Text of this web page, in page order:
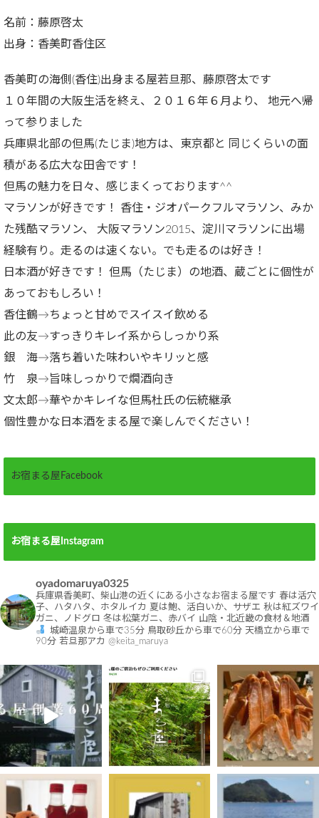
名前：藤原啓太
出身：香美町香住区
香美町の海側(香住)出身まる屋若旦那、藤原啓太です
１０年間の大阪生活を終え、２０１６年６月より、 地元へ帰
って参りました
兵庫県北部の但馬(たじま)地方は、東京都と 同じくらいの面
積がある広大な田舎です！
但馬の魅力を日々、感じまくっております^^
マラソンが好きです！ 香住・ジオパークフルマラソン、みか
た残酷マラソン、 大阪マラソン2015、淀川マラソンに出場
経験有り。走るのは速くない。でも走るのは好き！
日本酒が好きです！ 但馬（たじま）の地酒、蔵ごとに個性が
あっておもしろい！
香住鶴→ちょっと甘めでスイスイ飲める
此の友→すっきりキレイ系からしっかり系
銀 海→落ち着いた味わいやキリッと感
竹 泉→旨味しっかりで燗酒向き
文太郎→華やかキレイな但馬杜氏の伝統継承
個性豊かな日本酒をまる屋で楽しんでください！
お宿まる屋Facebook
お宿まる屋Instagram
oyadomaruya0325
兵庫県香美町、柴山港の近くにある小さなお宿まる屋です 春は活穴
子、ハタハタ、ホタルイカ 夏は鮑、活白いか、サザエ 秋は紅ズワイ
ガニ、ノドグロ 冬は松葉ガニ、赤バイ 山陰・北近畿の食材＆地酒
城崎温泉から車で35分 鳥取砂丘から車で60分 天橋立から車で
90分 若旦那アカ @keita_maruya